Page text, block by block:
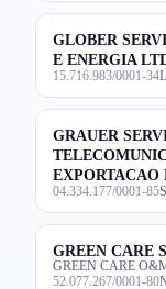
GLOBER
E ENERGIA
15.716.983/0001-34
GRAUER
EXPORTACAO
04.334.177/0001-85
GREEN CARE
GREEN CARE
52.077.267/0001-80